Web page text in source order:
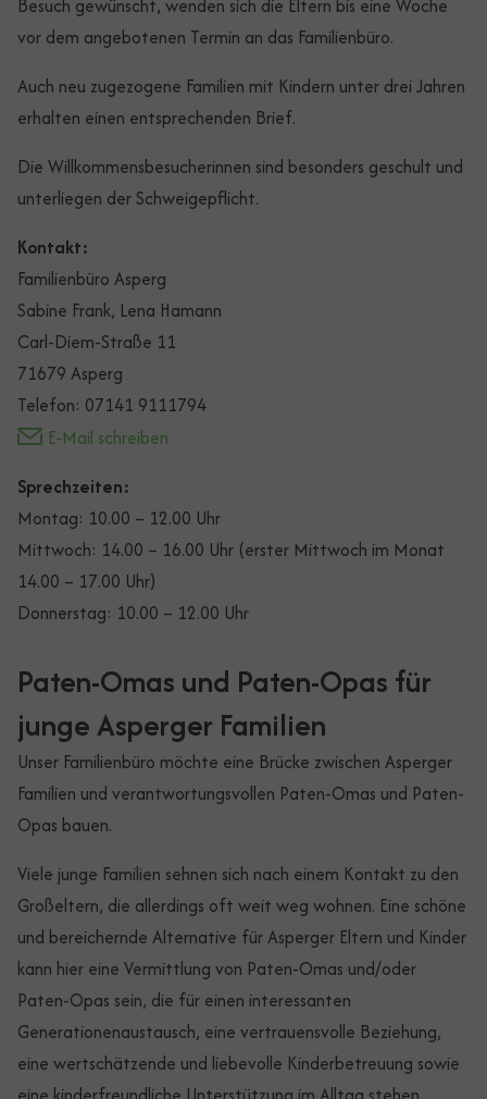
Besuch gewünscht, wenden sich die Eltern bis eine Woche
vor dem angebotenen Termin an das Familienbüro.
Auch neu zugezogene Familien mit Kindern unter drei Jahren
erhalten einen entsprechenden Brief.
Die Willkommensbesucherinnen sind besonders geschult und
unterliegen der Schweigepflicht.
Kontakt:
Familienbüro Asperg
Sabine Frank, Lena Hamann
Carl-Diem-Straße 11
71679 Asperg
Telefon: 07141 9111794
E-Mail schreiben
Sprechzeiten:
Montag: 10.00 – 12.00 Uhr
Mittwoch: 14.00 – 16.00 Uhr (erster Mittwoch im Monat
14.00 – 17.00 Uhr)
Donnerstag: 10.00 – 12.00 Uhr
Paten-Omas und Paten-Opas für
junge Asperger Familien
Unser Familienbüro möchte eine Brücke zwischen Asperger
Familien und verantwortungsvollen Paten-Omas und Paten-
Opas bauen.
Viele junge Familien sehnen sich nach einem Kontakt zu den
Großeltern, die allerdings oft weit weg wohnen. Eine schöne
und bereichernde Alternative für Asperger Eltern und Kinder
kann hier eine Vermittlung von Paten-Omas und/oder
Paten-Opas sein, die für einen interessanten
Generationenaustausch, eine vertrauensvolle Beziehung,
eine wertschätzende und liebevolle Kinderbetreuung sowie